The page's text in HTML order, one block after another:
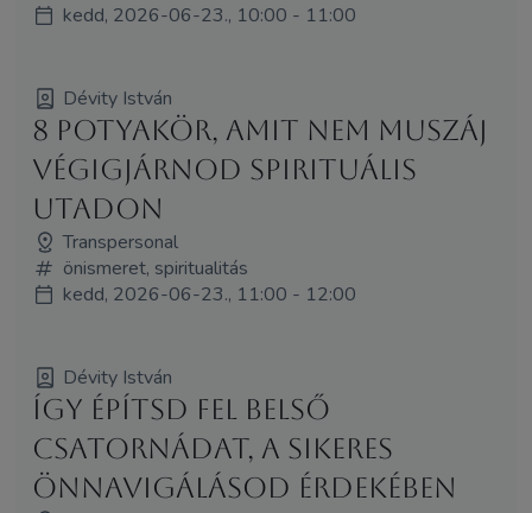
kedd, 2026-06-23., 10:00 - 11:00
Dévity István
8 potyakör, amit nem muszáj
végigjárnod spirituális
utadon
Transpersonal
önismeret, spiritualitás
kedd, 2026-06-23., 11:00 - 12:00
Dévity István
Így építsd fel belső
csatornádat, a sikeres
önnavigálásod érdekében